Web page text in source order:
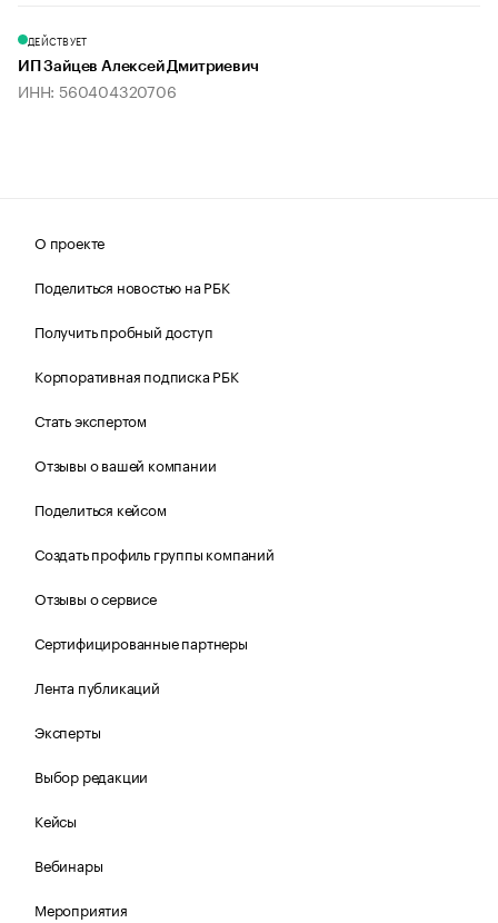
ДЕЙСТВУЕТ
ИП Зайцев Алексей Дмитриевич
ИНН: 560404320706
О проекте
Поделиться новостью на РБК
Получить пробный доступ
Корпоративная подписка РБК
Стать экспертом
Отзывы о вашей компании
Поделиться кейсом
Создать профиль группы компаний
Отзывы о сервисе
Сертифицированные партнеры
Лента публикаций
Эксперты
Выбор редакции
Кейсы
Вебинары
Мероприятия